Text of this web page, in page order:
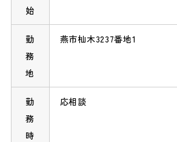
始
勤
務
地
燕市杣木3237番地1
勤
務
時
応相談